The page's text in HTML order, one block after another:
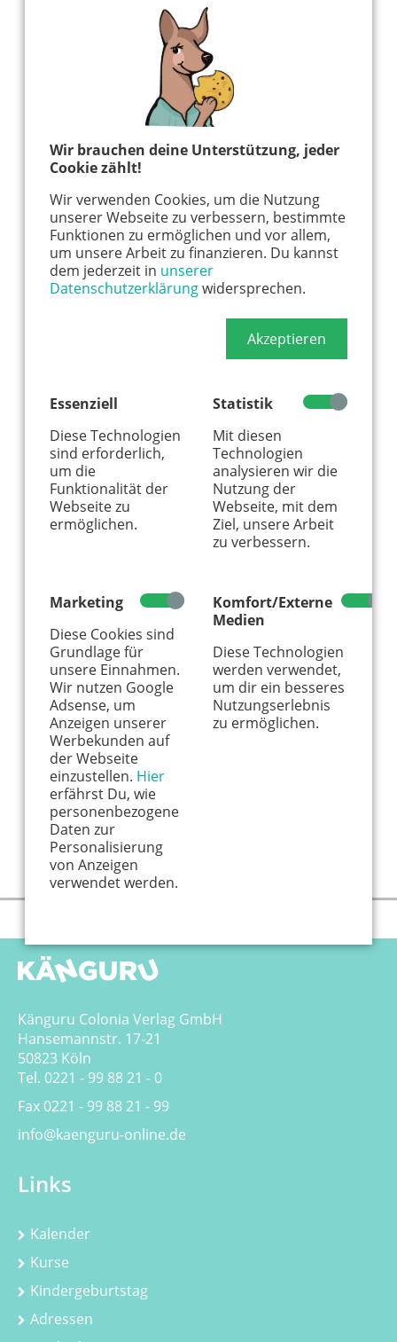
Wir brauchen deine Unterstützung, jeder
Cookie zählt!
Wir verwenden Cookies, um die Nutzung
unserer Webseite zu verbessern, bestimmte
Funktionen zu ermöglichen und vor allem,
um unsere Arbeit zu finanzieren. Du kannst
dem jederzeit in unserer
Datenschutzerklärungwidersprechen.
Akzeptieren
Essenziell
Diese Technologien
sind erforderlich,
um die
Funktionalität der
Webseite zu
ermöglichen.
Statistik
Mit diesen
Technologien
analysieren wir die
Nutzung der
Webseite, mit dem
Ziel, unsere Arbeit
zu verbessern.
Marketing
Diese Cookies sind
Grundlage für
unsere Einnahmen.
Wir nutzen Google
Adsense, um
Anzeigen unserer
Werbekunden auf
der Webseite
einzustellen. Hier
erfährst Du, wie
personenbezogene
Daten zur
Personalisierung
von Anzeigen
verwendet werden.
Komfort/Externe
Medien
Diese Technologien
werden verwendet,
um dir ein besseres
Nutzungserlebnis
zu ermöglichen.
finanzieren. Bitte akzeptiere die
Hier könnte Werbung stehen, mit der wir uns
finanzieren. Bitte akzeptiere dieCookie-Meldung
Mehr laden...
Känguru Colonia Verlag GmbH
Hansemannstr. 17-21
50823 Köln
Tel. 0221 - 99 88 21 - 0
Fax 0221 - 99 88 21 - 99
info@kaenguru-online.de
Links
Kalender
Kurse
Kindergeburtstag
Adressen